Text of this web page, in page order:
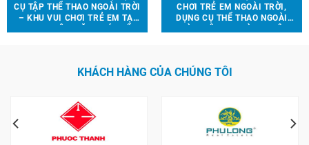
CỤ TẬP THỂ THAO NGOÀI TRỜI
– KHU VUI CHƠI TRẺ EM TẠI
CHƠI TRẺ EM NGOÀI TRỜI,
DỤNG CỤ THỂ THAO NGOÀI
KHÁCH HÀNG CỦA CHÚNG TÔI